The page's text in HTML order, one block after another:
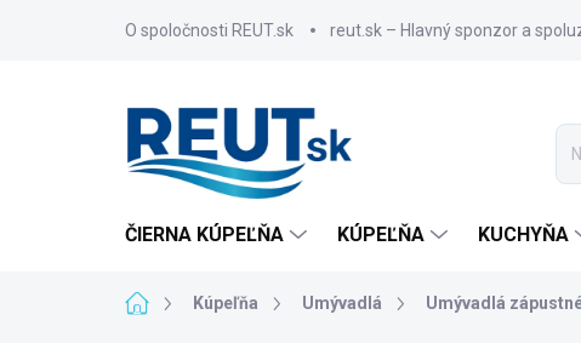
O spoločnosti REUT.sk reut.sk – Hlavný sponzor a
ČIERNA KÚPEĽŇA KÚPEĽŇA KUCHYŇA
DomovKúpeľňa Umývadlá Umývadlá